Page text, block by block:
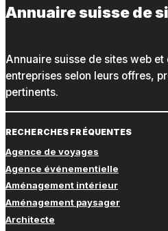
Annuaire suisse de
Annuaire suisse de sites web
entreprises selon leurs offres,
pertinents.
RECHERCHES FRÉQUENTES
Agence de voyages
Agence événementielle
Aménagement intérieur
Aménagement paysager
Architecte